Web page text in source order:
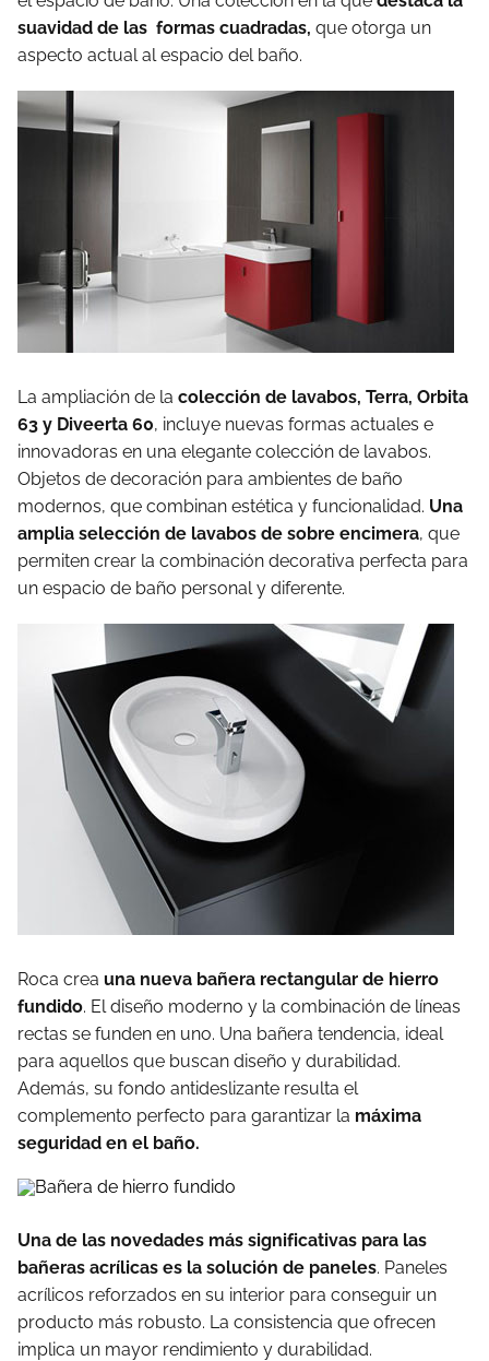
suavidad de las formas cuadradas, que otorga un
aspecto actual al espacio del baño.
La ampliación de la colección de lavabos, Terra, Orbita
63 y Diveerta 60, incluye nuevas formas actuales e
innovadoras en una elegante colección de lavabos.
Objetos de decoración para ambientes de baño
modernos, que combinan estética y funcionalidad. Una
amplia selección de lavabos de sobre encimera, que
permiten crear la combinación decorativa perfecta para
un espacio de baño personal y diferente.
Roca crea una nueva bañera rectangular de hierro
fundido. El diseño moderno y la combinación de líneas
rectas se funden en uno. Una bañera tendencia, ideal
para aquellos que buscan diseño y durabilidad.
Además, su fondo antideslizante resulta el
complemento perfecto para garantizar la máxima
seguridad en el baño.
Una de las novedades más significativas para las
bañeras acrílicas es la solución de paneles. Paneles
acrílicos reforzados en su interior para conseguir un
producto más robusto. La consistencia que ofrecen
implica un mayor rendimiento y durabilidad.